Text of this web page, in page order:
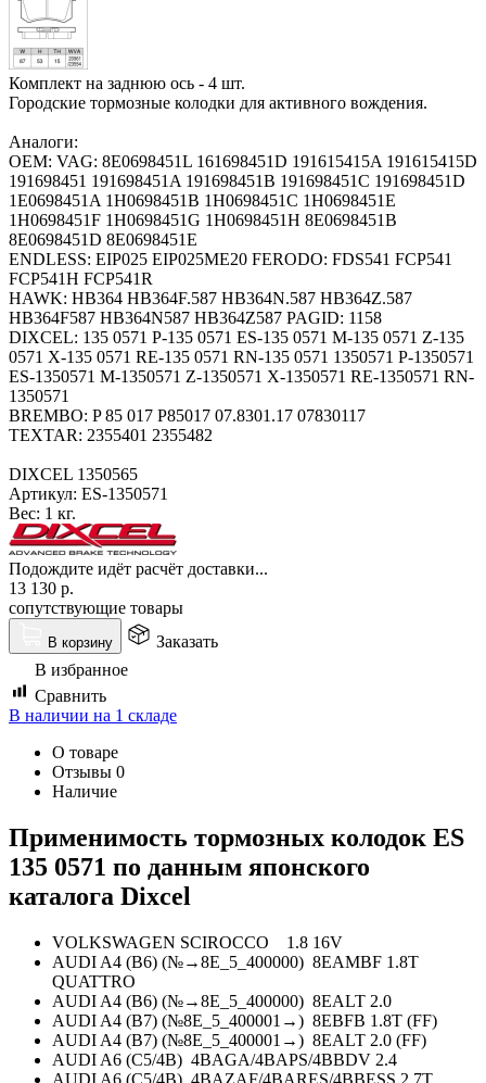
Комплект на заднюю ось - 4 шт.
Городские тормозные колодки для активного вождения.
Аналоги:
OEM: VAG: 8E0698451L 161698451D 191615415A 191615415D
191698451 191698451A 191698451B 191698451C 191698451D
1E0698451A 1H0698451B 1H0698451C 1H0698451E
1H0698451F 1H0698451G 1H0698451H 8E0698451B
8E0698451D 8E0698451E
ENDLESS: EIP025 EIP025ME20 FERODO: FDS541 FCP541
FCP541H FCP541R
HAWK: HB364 HB364F.587 HB364N.587 HB364Z.587
HB364F587 HB364N587 HB364Z587 PAGID: 1158
DIXCEL: 135 0571 P-135 0571 ES-135 0571 M-135 0571 Z-135
0571 X-135 0571 RE-135 0571 RN-135 0571 1350571 P-1350571
ES-1350571 M-1350571 Z-1350571 X-1350571 RE-1350571 RN-
1350571
BREMBO: P 85 017 P85017 07.8301.17 07830117
TEXTAR: 2355401 2355482
DIXCEL 1350565
Артикул: ES-1350571
Вес: 1 кг.
Подождите идёт расчёт доставки...
13 130 р.
сопутствующие товары
В корзину
Заказать
В избранное
Сравнить
В наличии на 1 складе
О товаре
Отзывы 0
Наличие
Применимость тормозных колодок ES
135 0571 по данным японского
каталога Dixcel
VOLKSWAGEN SCIROCCO 1.8 16V
AUDI A4 (B6) (№→8E_5_400000) 8EAMBF 1.8T
QUATTRO
AUDI A4 (B6) (№→8E_5_400000) 8EALT 2.0
AUDI A4 (B7) (№8E_5_400001→) 8EBFB 1.8T (FF)
AUDI A4 (B7) (№8E_5_400001→) 8EALT 2.0 (FF)
AUDI A6 (C5/4B) 4BAGA/4BAPS/4BBDV 2.4
AUDI A6 (C5/4B) 4BAZAF/4BARES/4BBESS 2.7T